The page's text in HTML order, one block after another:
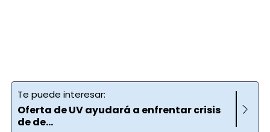
Te puede interesar:
Oferta de UV ayudará a enfrentar crisis
de de...